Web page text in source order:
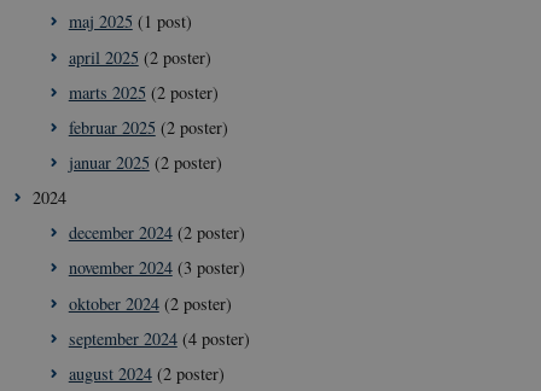
maj 2025 (1 post)
april 2025 (2 poster)
marts 2025 (2 poster)
februar 2025 (2 poster)
januar 2025 (2 poster)
2024
december 2024(2 poster)
november 2024(3 poster)
oktober 2024(2 poster)
september 2024(4 poster)
august 2024(2 poster)